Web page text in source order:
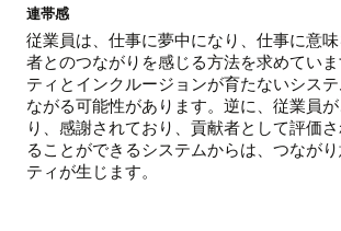
連帯感
従業員は、仕事に夢中になり、仕事に意
者とのつながりを感じる方法を求めてい
ティとインクルージョンが育たないシス
ながる可能性があります。逆に、従業員
り、感謝されており、貢献者として評価
ることができるシステムからは、つなが
ティが生じます。